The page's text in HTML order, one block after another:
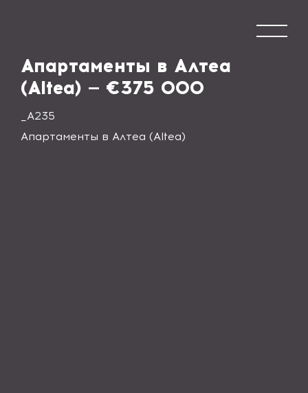
Апартаменты в Алтеа
(Altea) — €375 000
_А235
Апартаменты в Алтеа (Altea)